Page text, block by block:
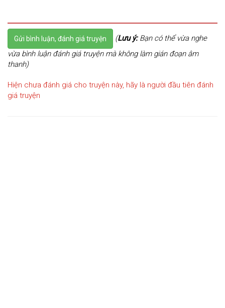
Gửi bình luận, đánh giá truyện (Lưu ý:Bạn có thể vừa nghe
vừa bình luận đánh giá truyện mà không làm gián đoạn âm
thanh)
Hiện chưa đánh giá cho truyện này, hãy là người đầu tiên đánh
giá truyện